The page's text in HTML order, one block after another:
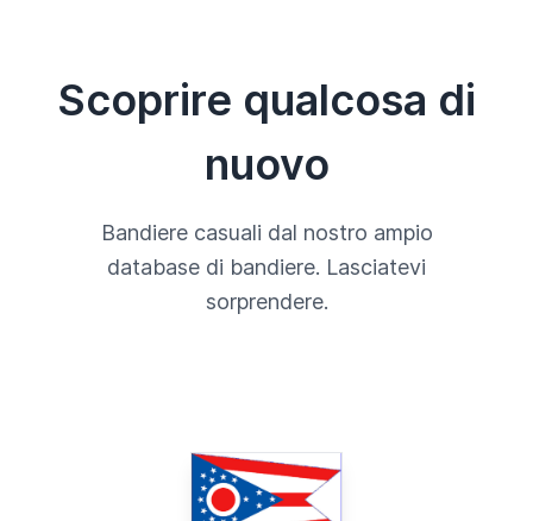
Scoprire qualcosa di
nuovo
Bandiere casuali dal nostro ampio
database di bandiere. Lasciatevi
sorprendere.